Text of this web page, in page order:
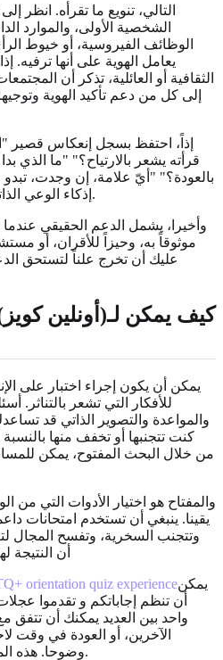
التالي، تنويع ما تقرأه. انظر
الشخصية الأولى، والموارد
الوظائف الفيروسية، أو خيوط
يعامل الهوية على أنها ترفيه.
الثقافية أو العائلية، تذكر أن
إلى كل من دعم تأكيد الهوية
إذاً، احتفظ بسجل إنعكاس قصير
قرأته يشعر بالارتياح؟" "ما الذي
بالعودة؟" "أيّ علامة، إن وجدت، تبدو
إذكاء الوعي الذاتي بدلا من حلقة من التطلعات.
وأخيرا، يشمل الدعم الحقيقي
موثوقاً به، وحيزاً للأقران، أو
عليك أن تخرج علناً لتستحق
كيف يمكن لـ(أونلين
يمكن أن يكون إجراء اختبار على
للأفكار التي تشعر بالتناثر.
والمواعدة والتصوير الذاتي قد
كنت تتجنبها أو تخفف منها
من خلال البحث المفتوح، يمكن
والمفتاح هو اختيار الأدوات التي من
يقينا. ينبغي أن تستخدم امتحانات
وتتجنب السخرية، وتفسح المجال
أن النتيجة
orientation quiz experienceيمكن
أن تنظم إجاباتكم و تقدموا
واحد بين العديد يمكنك أن تتفق
الآخرين، أو العودة في وقت
وضوحا. هذه المرونة هي القوة، وليس الفشل.